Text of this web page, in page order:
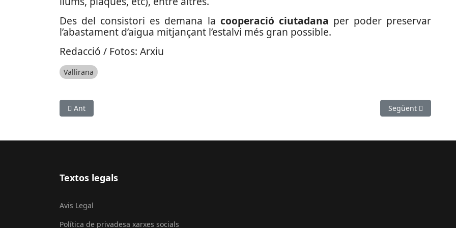
Des del consistori es demana la cooperació ciutadana per poder preservar
l’abastament d’aigua mitjançant l’estalvi més gran possible.
Redacció / Fotos: Arxiu
Vallirana
Article anterior: El Prat acull la primera edició de la Green Production Lab
Ant Article següent:
Següent
Textos legals
Avis Legal
Política de privadesa xarxes socials